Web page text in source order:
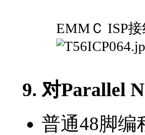
EMMＣ ISP接
9. 对Parallel
普通48脚编